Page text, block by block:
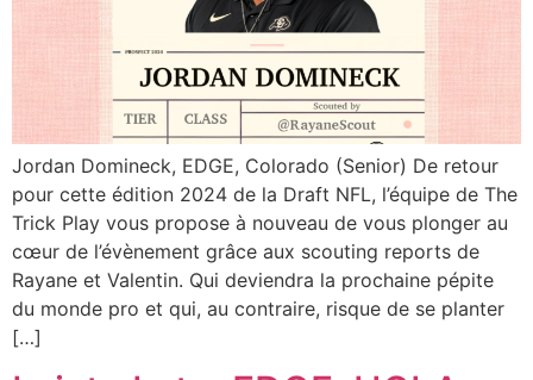
Jordan Domineck, EDGE, Colorado (Senior) De retour
pour cette édition 2024 de la Draft NFL, l’équipe de The
Trick Play vous propose à nouveau de vous plonger au
cœur de l’évènement grâce aux scouting reports de
Rayane et Valentin. Qui deviendra la prochaine pépite
du monde pro et qui, au contraire, risque de se planter
[…]